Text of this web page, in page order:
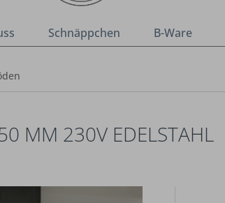
Schnäppchen B-Ware
MM 230V EDELSTAHL